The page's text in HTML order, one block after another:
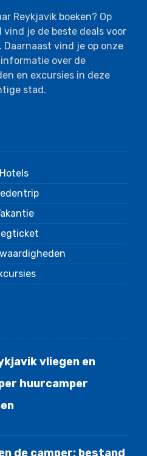
Reykjavik boeken? Op
je de beste deals voor
vind je op onze
over de
en excursies in deze
stad.
Hotels
vliegen en
huurcamper
de camper: bestand